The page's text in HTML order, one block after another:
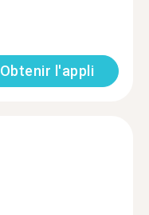
Obtenir l'appli